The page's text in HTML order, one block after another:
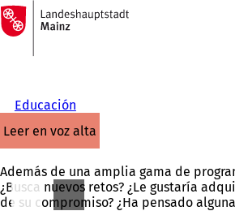
Saltar al contenido
A
la
página
Educación
leer en voz alta
Además de una amplia gama de
¿Busca nuevos retos? ¿Le gustaría
de su compromiso? ¿Ha pensado